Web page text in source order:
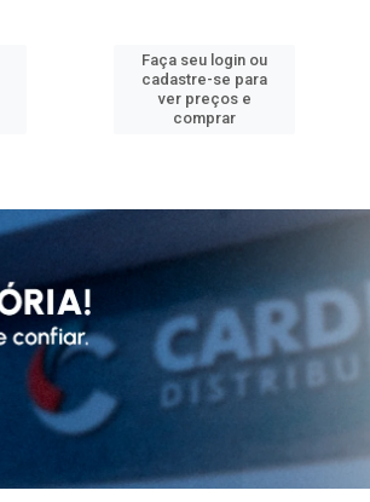
Faça seu login ou
cadastre-se para
ver preços e
comprar